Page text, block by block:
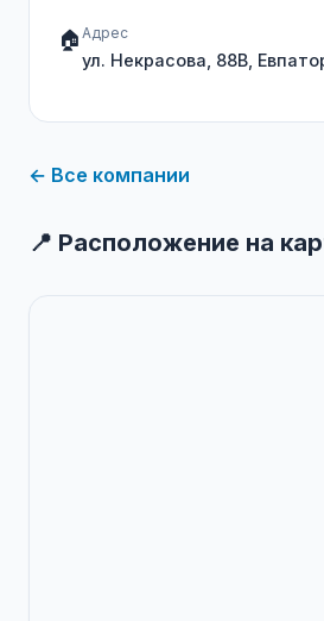
🏠 Адрес
ул. Некрасова, 88В,
← Все компании
📍 Расположение на